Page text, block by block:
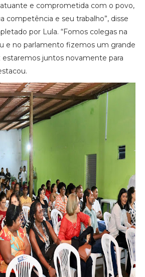
atuante e comprometida com o povo,
competência e seu trabalho”, disse
por Lula. “Fomos colegas na
e no parlamento fizemos um grande
estaremos juntos novamente para